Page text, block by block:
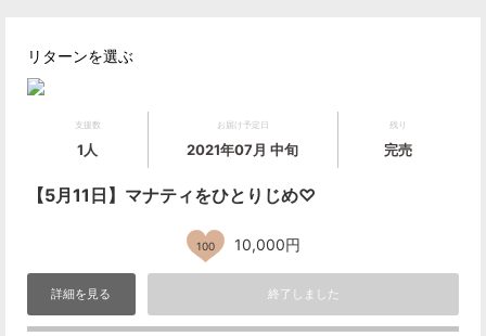
リターンを選ぶ
支援数
1人
お届け予定日
2021年07月 中旬
残り
完売
【5月11日】マナティをひとりじめ♡
100 10,000円
詳細を見る 終了しました